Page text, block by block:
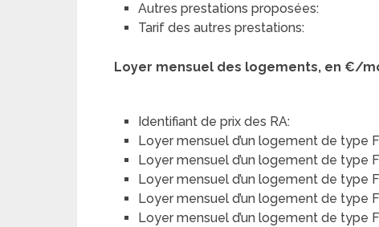
Autres prestations proposées:
Tarif des autres prestations:
Loyer mensuel des logements, en €/
Identifiant de prix des RA:
Loyer mensuel d’un logement de type
Loyer mensuel d’un logement de type
Loyer mensuel d’un logement de type
Loyer mensuel d’un logement de type
Loyer mensuel d’un logement de type